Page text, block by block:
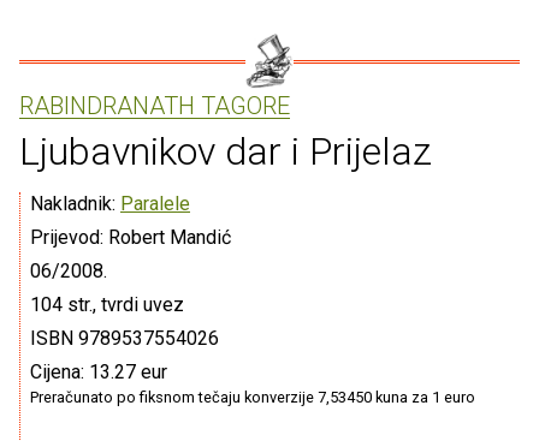
RABINDRANATH TAGORE
Ljubavnikov dar i Prijelaz
Nakladnik: Paralele
Prijevod: Robert Mandić
06/2008.
104 str., tvrdi uvez
ISBN 9789537554026
Cijena: 13.27 eur
Preračunato po fiksnom tečaju konverzije 7,53450 kuna za 1 euro